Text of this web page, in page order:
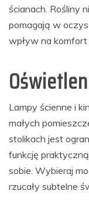
ścianach. Rośliny
pomagają w
wpływ na komfort
Lampy ścienne i
małych
stolikach jest
funkcję
sobie. Wybieraj
rzucały subtelne